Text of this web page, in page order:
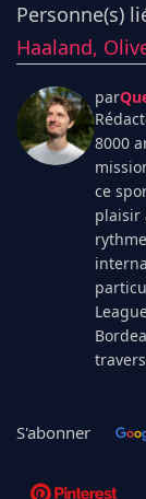
Personne(s)
Haaland,
par
8000
ce
plaisir
S'abonner